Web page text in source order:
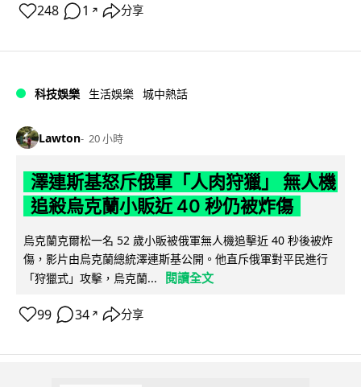
248 1 ↗ 分享
科技娛樂 生活娛樂 城中熱話
Lawton 20 小時
澤連斯基怒斥俄軍「人肉狩獵」 無人機
追殺烏克蘭小販近 40 秒仍被炸傷
烏克蘭克爾松一名 52 歲小販被俄軍無人機追擊近 40 秒後被炸
傷，影片由烏克蘭總統澤連斯基公開。他直斥俄軍對平民進行
「狩獵式」攻擊，烏克蘭...
閱讀全文
99 34 ↗ 分享